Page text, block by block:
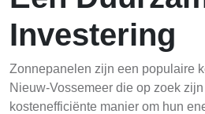
Investering
Zonnepanelen zijn een populaire
Nieuw-Vossemeer die op zoek
kostenefficiënte manier om hun